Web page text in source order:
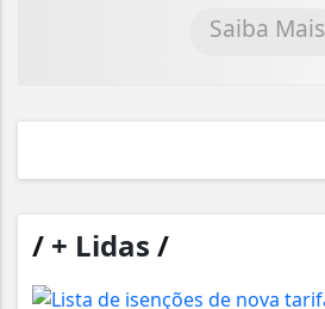
Saiba Mais
/ + Lidas /